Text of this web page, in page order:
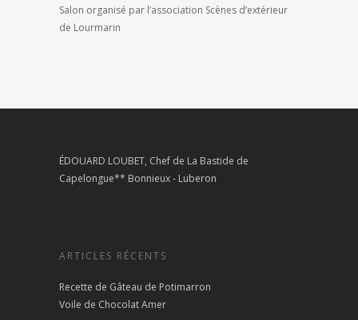
Salon organisé par l’association Scènes d’extérieur
de Lourmarin
ÉDOUARD LOUBET, Chef de La Bastide de
Capelongue** Bonnieux - Luberon
ARTICLES RÉCENTS
Recette de Gâteau de Potimarron
Voile de Chocolat Amer